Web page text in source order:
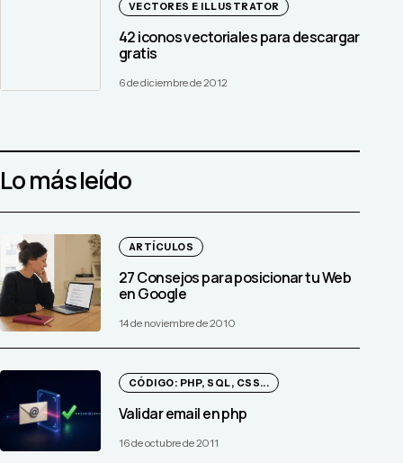
VECTORES E ILLUSTRATOR
42 iconos vectoriales para descargar
gratis
6 de diciembre de 2012
Lo más leído
ARTÍCULOS
27 Consejos para posicionar tu Web
en Google
14 de noviembre de 2010
CÓDIGO: PHP, SQL, CSS...
Validar email en php
16 de octubre de 2011